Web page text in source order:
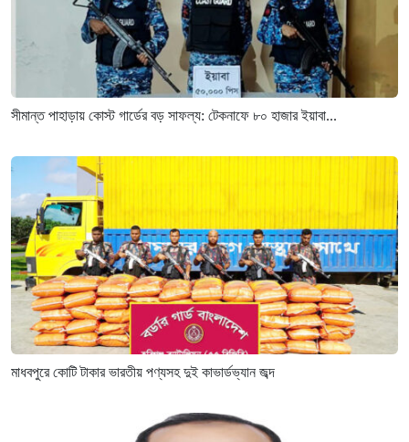
সীমান্ত পাহাড়ায় কোস্ট গার্ডের বড় সাফল্য: টেকনাফে ৮০ হাজার ইয়াবা...
মাধবপুরে কোটি টাকার ভারতীয় পণ্যসহ দুই কাভার্ডভ্যান জব্দ